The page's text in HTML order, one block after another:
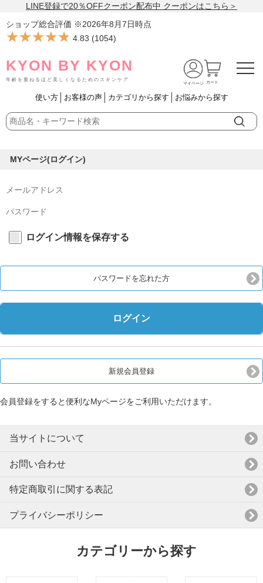
LINE登録で20％OFFクーポン配布中 クーポンはこちら＞
ショップ総合評価 ※2026年8月7日時点
★★★★★
★★★★★ 4.83 (1054)
KYON BY KYON
年齢を重ねるほど美しくなるためのスキンケア
マイページ カート
使い方 お客様の声 カテゴリから探す お悩みから探す
MYページ(ログイン)
ログイン情報を保存する
パスワードを忘れた方
ログイン
新規会員登録
会員登録をすると便利なMyページをご利用いただけます。
当サイトについて
お問い合わせ
特定商取引に関する表記
プライバシーポリシー
カテゴリーから探す